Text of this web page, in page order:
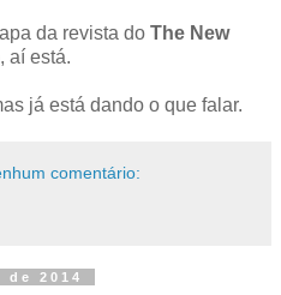
da revista do The New
aí está.
já está dando o que falar.
comentário:
2014